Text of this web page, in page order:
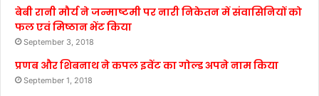
बेबी रानी मौर्य ने जन्माष्टमी पर नारी निकेतन में संवासिनियों को
फल एवं मिष्ठान भेंट किया
September 3, 2018
प्रणब और शिबनाथ ने कपल इवेंट का गोल्ड अपने नाम किया
September 1, 2018